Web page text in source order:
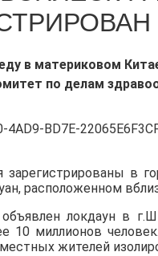
в материковом
по делам
зарегистрированы в
расположенном
локдаун в
10 миллионов
жителей